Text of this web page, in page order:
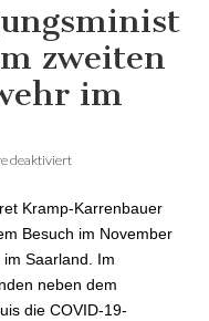
zweiten
im
deaktiviert
Bundeswehr im
Kramp-Karrenbauer
Besuch im November
Saarland. Im
neben dem
die COVID-19-